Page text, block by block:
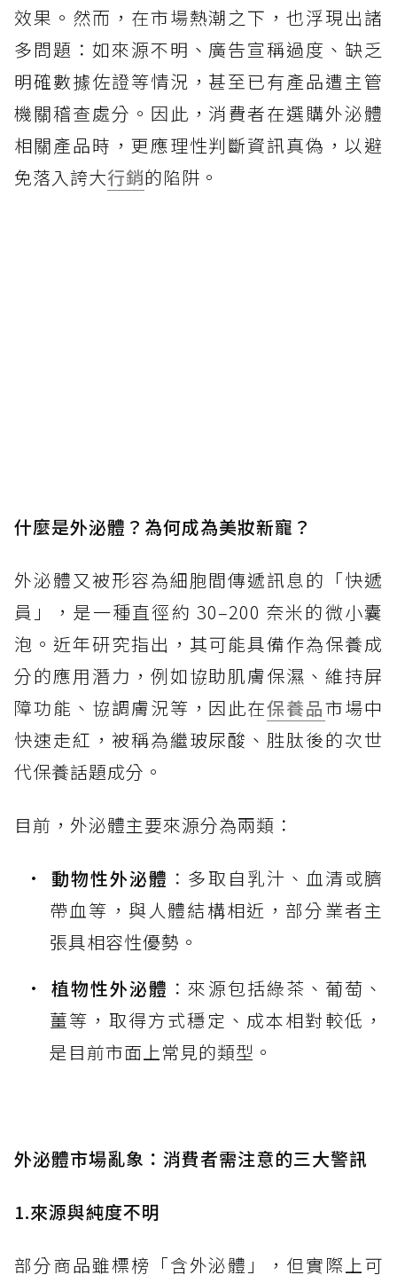
效果。然而，在市場熱潮之下，也浮現出諸
多問題：如來源不明、廣告宣稱過度、缺乏
明確數據佐證等情況，甚至已有產品遭主管
機關稽查處分。因此，消費者在選購外泌體
相關產品時，更應理性判斷資訊真偽，以避
免落入誇大行銷的陷阱。
什麼是外泌體？為何成為美妝新寵？
外泌體又被形容為細胞間傳遞訊息的「快遞
員」，是一種直徑約 30–200 奈米的微小囊
泡。近年研究指出，其可能具備作為保養成
分的應用潛力，例如協助肌膚保濕、維持屏
障功能、協調膚況等，因此在保養品市場中
快速走紅，被稱為繼玻尿酸、胜肽後的次世
代保養話題成分。
目前，外泌體主要來源分為兩類：
動物性外泌體 ：多取自乳汁、血清或臍
帶血等，與人體結構相近，部分業者主
張具相容性優勢。
植物性外泌體 ：來源包括綠茶、葡萄、
薑等，取得方式穩定、成本相對較低，
是目前市面上常見的類型。
外泌體市場亂象：消費者需注意的三大警訊
1.來源與純度不明
部分商品雖標榜「含外泌體」，但實際上可